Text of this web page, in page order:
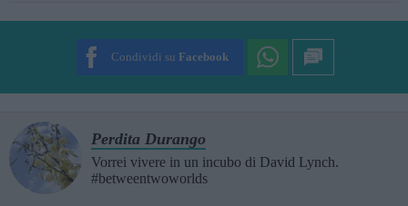
Condividi su Facebook
Perdita Durango
Vorrei vivere in un incubo di David Lynch.
#betweentwoworlds